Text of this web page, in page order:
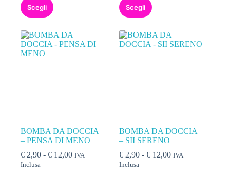
Scegli Scegli
BOMBA DA DOCCIA
– PENSA DI MENO
€ 2,90 - € 12,00 IVA
Inclusa
BOMBA DA DOCCIA
– SII SERENO
€ 2,90 - € 12,00 IVA
Inclusa